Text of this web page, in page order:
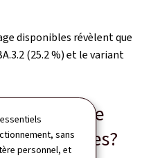
sans
personnel, et
disponibles révèlent que
(25.2 %) et le variant
davantage